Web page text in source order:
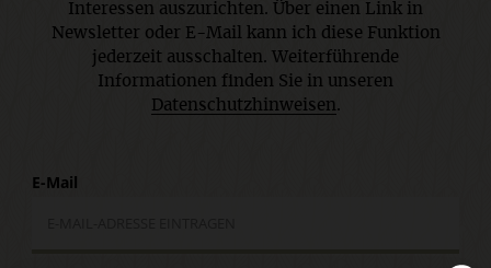
Interessen auszurichten. Über einen Link in
Newsletter oder E-Mail kann ich diese Funktion
jederzeit ausschalten. Weiterführende
Informationen finden Sie in unseren
Datenschutzhinweisen.
E-Mail